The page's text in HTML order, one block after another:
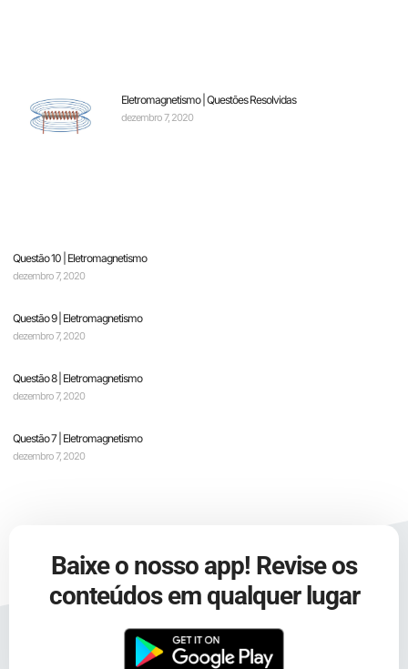
Eletromagnetismo | Questões Resolvidas
dezembro 7, 2020
Questão 10 | Eletromagnetismo
dezembro 7, 2020
Questão 9 | Eletromagnetismo
dezembro 7, 2020
Questão 8 | Eletromagnetismo
dezembro 7, 2020
Questão 7 | Eletromagnetismo
dezembro 7, 2020
Baixe o nosso app! Revise os
conteúdos em qualquer lugar